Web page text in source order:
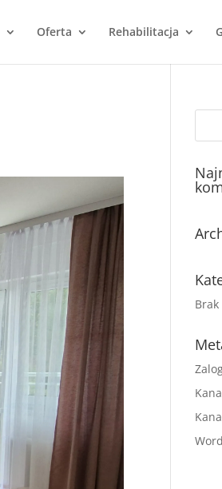
Oferta Rehabilitacja